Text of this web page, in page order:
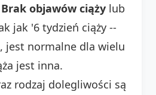
Brak objawów ciąży lub
jak '6 tydzień ciąży --
jest normalne dla wielu
jest inna.
rodzaj dolegliwości są